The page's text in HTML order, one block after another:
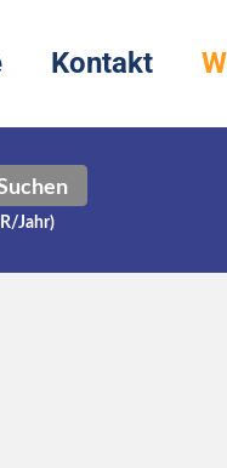
Kontakt
Jahr)